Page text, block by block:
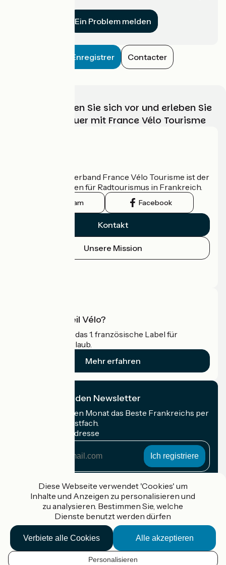
Ein Problem melden
Enregistrer Contacter
Wählen, bereiten Sie sich vor und erleben Sie
Ihr Radabenteuer mit France Vélo Tourisme
Der nationale Verband France Vélo Tourisme ist der
offizielle Leitfaden für Radtourismus in Frankreich.
Instagram Facebook
Kontakt
Unsere Mission
Was ist Accueil Vélo?
Accueil Vélo ist das 1. französische Label für
Radfahrer im Urlaub.
Mehr erfahren
Ich abonniere den Newsletter
Erhalten Sie jeden Monat das Beste Frankreichs per
Rad in Ihrem Postfach.
Meine E-Mail-Adresse
Adresse
Gefördert im Rahmen von Destination France
Accueil Vélo Pro
Kontakt
Diese Webseite verwendet 'Cookies' um
Inhalte und Anzeigen zu personalisieren und
zu analysieren. Bestimmen Sie, welche
Dienste benutzt werden dürfen
Alle akzeptieren
Verbiete alle Cookies
Personalisieren